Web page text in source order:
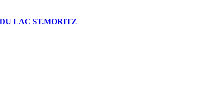
DU LAC ST.MORITZ